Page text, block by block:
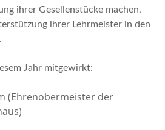
ihrer Gesellenstücke machen,
ihrer Lehrmeister in den
Jahr mitgewirkt:
(Ehrenobermeister der